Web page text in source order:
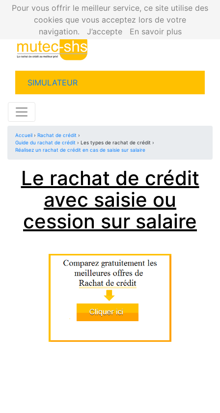
SIMULATEUR
Accueil › Rachat de crédit ›
Guide du rachat de crédit › Les types de rachat de crédit ›
Réalisez un rachat de crédit en cas de saisie sur salaire
Le rachat de crédit
avec saisie ou
cession sur salaire
Pour vous offrir le meilleur service, ce site utilise des
cookies que vous acceptez lors de votre
navigation.
J’accepte En savoir plus